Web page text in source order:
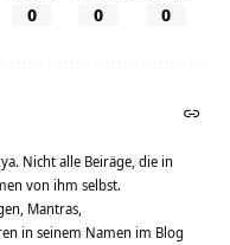
0 0 0
Nicht alle Beiräge, die in
von ihm selbst.
Mantras,
in seinem Namen im Blog